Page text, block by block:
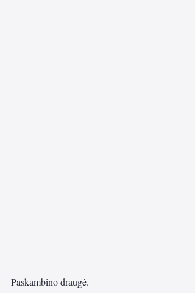
Paskambino draugė.